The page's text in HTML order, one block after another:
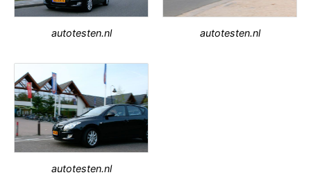
autotesten.nl autotesten.nl
autotesten.nl